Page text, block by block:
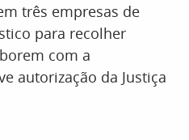
três empresas de
para recolher
com a
autorização da Justiça